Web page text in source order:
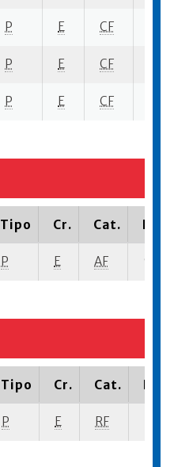
P E CF
P E CF
P E CF
Tipo Cr. Cat.
P E AF 9 su-
Tipo Cr. Cat.
P E RF